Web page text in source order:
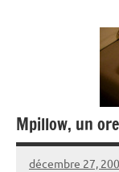
Mpillow, un
décembre 27,